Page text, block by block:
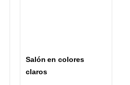
Salón en colores
claros